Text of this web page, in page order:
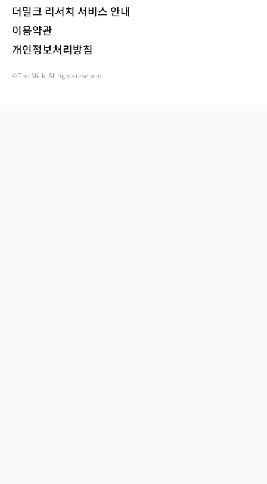
더밀크 리서치 서비스 안내
이용약관
개인정보처리방침
© The Miilk. All rights reserved.